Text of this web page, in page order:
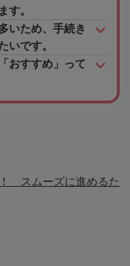
す。
いため、手続き
いです。
おすすめ」って
スムーズに進めるた